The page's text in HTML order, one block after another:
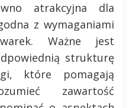
atrakcyjna dla
z wymaganiami
Ważne jest
strukturę
które pomagają
zawartość